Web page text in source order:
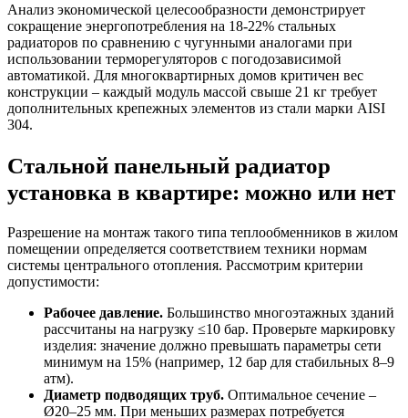
Анализ экономической целесообразности демонстрирует
сокращение энергопотребления на 18-22% стальных
радиаторов по сравнению с чугунными аналогами при
использовании терморегуляторов с погодозависимой
автоматикой. Для многоквартирных домов критичен вес
конструкции – каждый модуль массой свыше 21 кг требует
дополнительных крепежных элементов из стали марки AISI
304.
Стальной панельный радиатор
установка в квартире: можно или нет
Разрешение на монтаж такого типа теплообменников в жилом
помещении определяется соответствием техники нормам
системы центрального отопления. Рассмотрим критерии
допустимости:
Рабочее давление. Большинство многоэтажных зданий
рассчитаны на нагрузку ≤10 бар. Проверьте маркировку
изделия: значение должно превышать параметры сети
минимум на 15% (например, 12 бар для стабильных 8–9
атм).
Диаметр подводящих труб. Оптимальное сечение –
Ø20–25 мм. При меньших размерах потребуется